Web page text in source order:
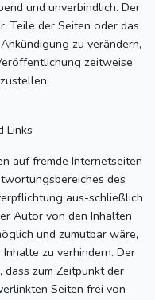
und unverbindlich. Der
Teile der Seiten oder das
zu verändern,
zeitweise
Links
auf fremde Internetseiten
des
aus-schließlich
Autor von den Inhalten
und zumutbar wäre,
zu verhindern. Der
zum Zeitpunkt der
Seiten frei von